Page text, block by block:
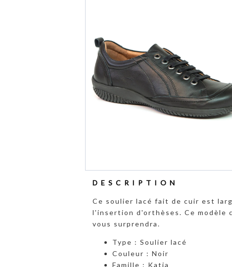
DESCRIPTION
Ce soulier lacé fait de cuir est
l'insertion d'orthèses. Ce modèle
vous surprendra.
Type : Soulier lacé
Couleur : Noir
Famille : Katia